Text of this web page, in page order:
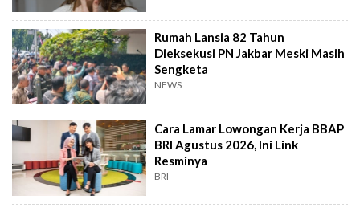
Rumah Lansia 82 Tahun
Dieksekusi PN Jakbar Meski Masih
Sengketa
NEWS
Cara Lamar Lowongan Kerja BBAP
BRI Agustus 2026, Ini Link
Resminya
BRI